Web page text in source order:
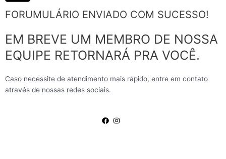
FORUMULÁRIO ENVIADO COM SUCESSO!
EM BREVE UM MEMBRO DE NOSSA
EQUIPE RETORNARÁ PRA VOCÊ.
Caso necessite de atendimento mais rápido, entre em contato
através de nossas redes sociais.